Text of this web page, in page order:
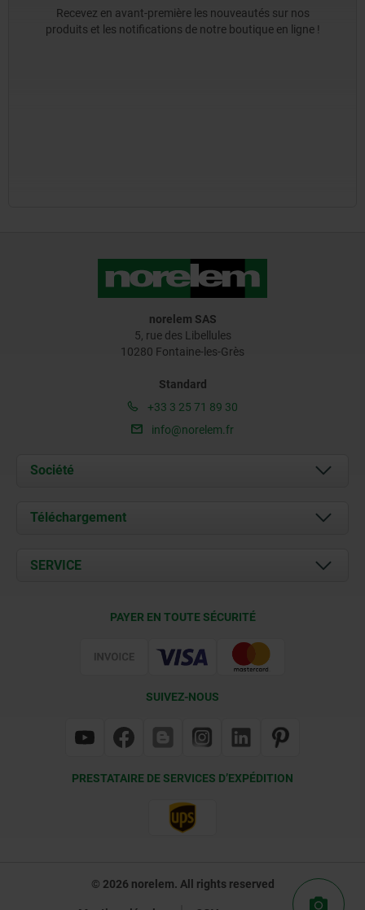
Recevez en avant-première les nouveautés sur nos
produits et les notifications de notre boutique en ligne !
norelem SAS
5, rue des Libellules
10280 Fontaine-les-Grès
Standard
+33 3 25 71 89 30
info@norelem.fr
Société
À propos de nous
Contact
Téléchargement
Documents
SERVICE
PAYER EN TOUTE SÉCURITÉ
SUIVEZ-NOUS
PRESTATAIRE DE SERVICES D’EXPÉDITION
© 2026 norelem. All rights reserved